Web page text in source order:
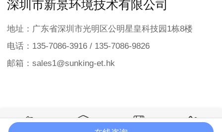
深圳市新景环境技术有限公司
地址：广东省深圳市光明区公明星皇科技园1栋8楼
电话：135-7086-3916 / 135-7086-9826
邮箱：sales1@sunking-et.hk
   